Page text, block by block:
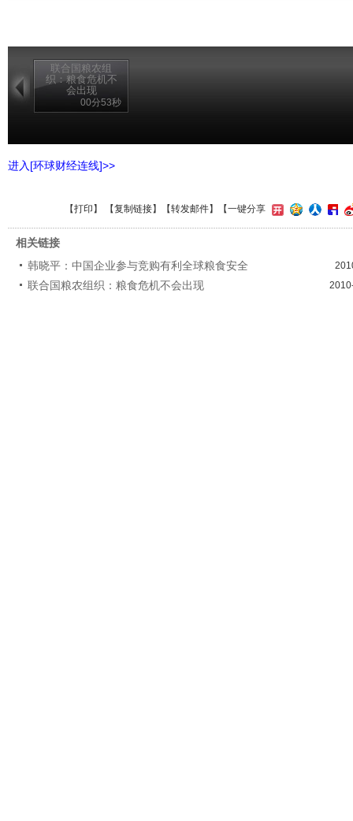
联合国粮农组
织：粮食危机不
会出现
00分53秒
进入[环球财经连线]>>
【打印 】 【复制链接】【转发邮件】 【一键分享
相关链接
韩晓平：中国企业参与竞购有利全球粮食安全
联合国粮农组织：粮食危机不会出现